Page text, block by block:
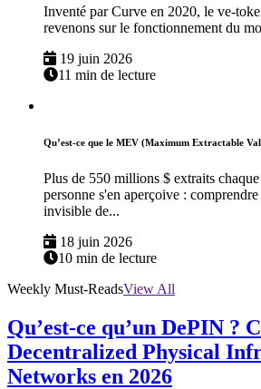
Inventé par Curve en 2020, le ve-
revenons sur le fonctionnement du
19 juin 2026
11 min de lecture
Qu’est-ce que le MEV (Maximum Extractable
Plus de 550 millions $ extraits chaque
personne s'en aperçoive :
invisible de...
18 juin 2026
10 min de lecture
Weekly Must-ReadsView All
Qu’est-ce qu’un DePIN ?
Decentralized Physical
Networks en 2026